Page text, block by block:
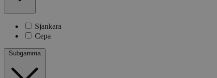
Sjankara
Cepa
Subgamma